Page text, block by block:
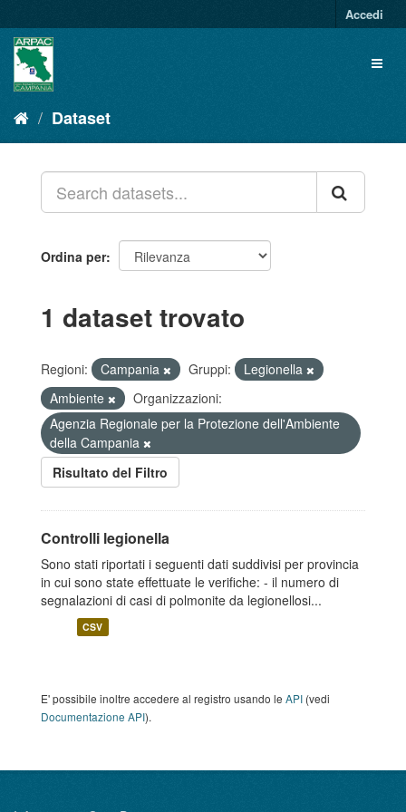
al
contenuto
Accedi
Dataset
Ordina per
1 dataset trovato
Regioni: Campania Gruppi:
Legionella
Ambiente
Organizzazioni:
Agenzia Regionale per la Protezione dell'Ambiente
della Campania
Risultato del Filtro
Controlli legionella
Sono stati riportati i seguenti dati suddivisi per provincia
in cui sono state effettuate le verifiche: - il numero di
segnalazioni di casi di polmonite da legionellosi...
CSV
E' possibile inoltre accedere al registro usando le API (vedi
Documentazione API).